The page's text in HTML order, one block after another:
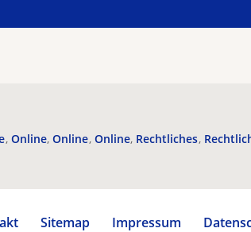
Online Online Online Rechtliches
Sitemap Impressum